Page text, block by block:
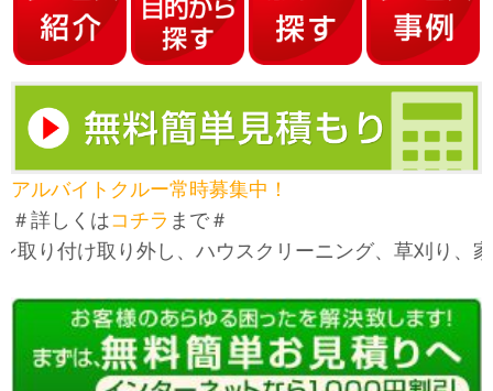
アルバイトクルー常時募集中！
＃詳しくはコチラ まで＃
付け取り外し、ハウスクリーニング、草刈り、家